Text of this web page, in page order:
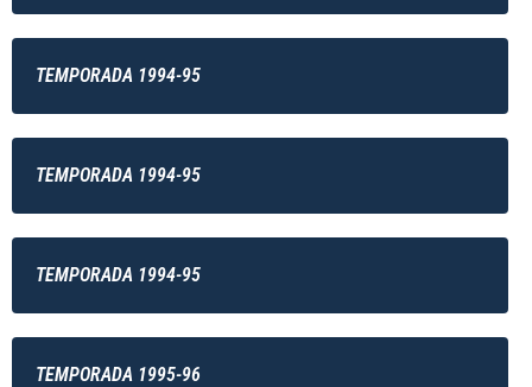
TEMPORADA 1994-95
TEMPORADA 1994-95
TEMPORADA 1994-95
TEMPORADA 1995-96